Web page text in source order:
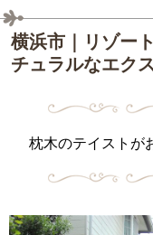
横浜市｜リゾー
チュラルなエク
枕木のテイストが